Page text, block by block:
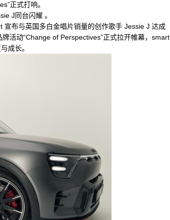
正式打响。
J同台闪耀 。
宣布与英国多白金唱片销量的创作歌手 Jessie J 达成
活动“Change of Perspectives”正式拉开帷幕，smart
成长。